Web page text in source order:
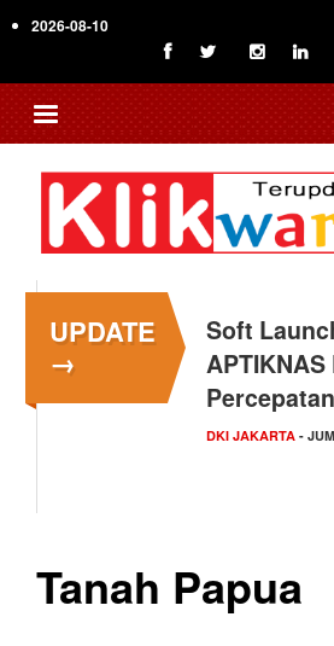
to
content
2026-08-10
UPDATE
→
Soft
DKI JAKARTA -
Menkop
Koperasi
Lembah
NASIONAL-
Tanah Papua